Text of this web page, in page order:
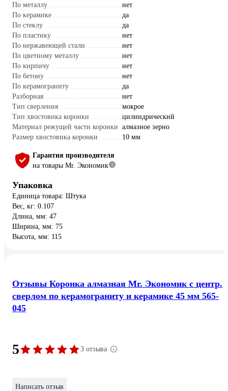
По металлу
нет
По керамике
да
По стеклу
да
По пластику
нет
По нержавеющей стали
нет
По цветному металлу
нет
По кирпичу
нет
По бетону
нет
По керамограниту
да
Разборная
нет
Тип сверления
мокрое
Тип хвостовика коронки
цилиндрический
Материал режущей части коронки алмазное зерно
Размер хвостовика коронки
10 мм
Гарантия производителя
на товары Mr. Экономик
Упаковка
Единица товара: Штука
Вес, кг: 0.107
Длина, мм: 47
Ширина, мм: 75
Высота, мм: 115
Отзывы Коронка алмазная Mr. Экономик с центр.
сверлом по керамограниту и керамике 45 мм 565-
045
5 3 отзыва
Написать отзыв